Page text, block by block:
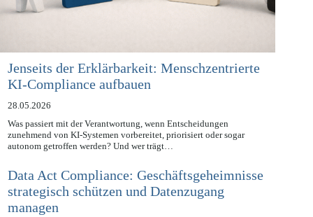
Jenseits der Erklärbarkeit: Menschzentrierte
KI-Compliance aufbauen
28.05.2026
Was passiert mit der Verantwortung, wenn Entscheidungen
zunehmend von KI-Systemen vorbereitet, priorisiert oder sogar
Data Act Compliance: Geschäftsgeheimnisse
strategisch schützen und Datenzugang